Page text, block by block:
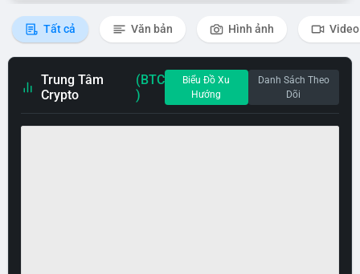
Tất cả Văn bản Hình ảnh Video
Trung Tâm
Crypto
(BTC
)
Biểu Đồ Xu
Hướng
Danh Sách Theo
Dõi